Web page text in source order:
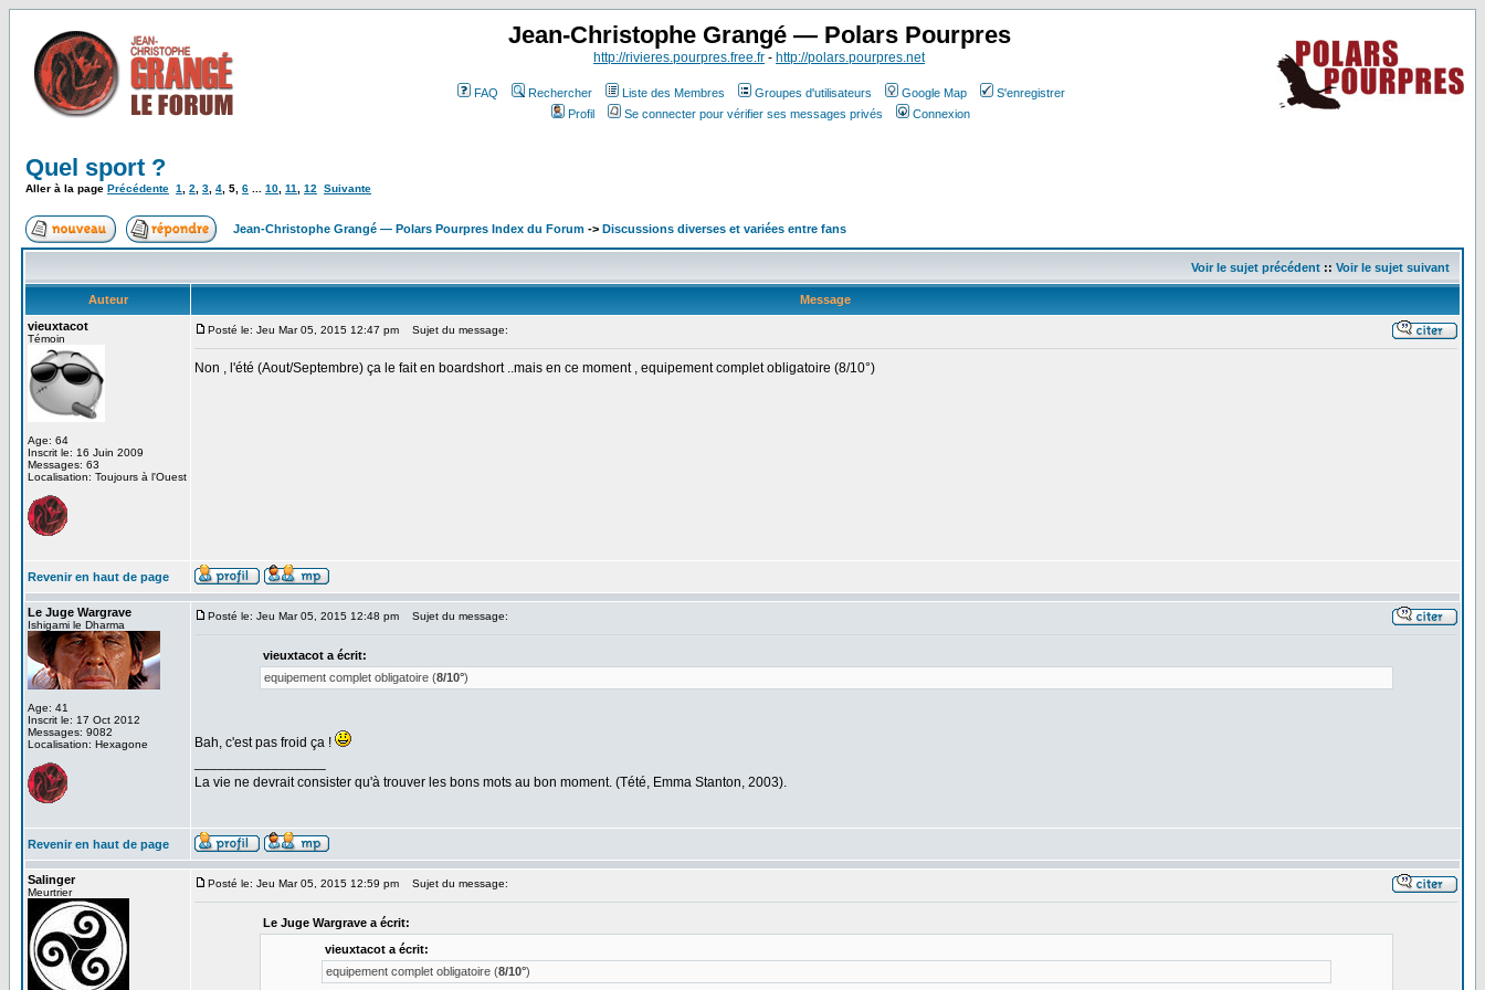
Jean-Christophe Grangé — Polars Pourpres
http://rivieres.pourpres.free.fr - http://polars.pourpres.net
FAQ Rechercher Liste des Membres Groupes d'utilisateurs Google Map
S'enregistrer
Profil
Se connecter pour vérifier ses messages privés Connexion
Quel sport ?
Aller à la page Précédente 1 2 3 4 5 6 10 11 12 Suivante
Jean-Christophe Grangé — Polars Pourpres Index du Forum -> Discussions diverses et variées entre fans
Voir le sujet précédent :: Voir le sujet suivant
Auteur
Message
vieuxtacot
Témoin
Age: 64
Inscrit le: 16 Juin 2009
Messages: 63
Localisation: Toujours à l'Ouest
Posté le: Jeu Mar 05, 2015 12:47 pm Sujet du message:
Non , l'été (Aout/Septembre) ça le fait en boardshort ..mais en ce moment , equipement complet obligatoire (8/10°)
Revenir en haut de page
Le Juge Wargrave
Ishigami le Dharma
Age: 41
Inscrit le: 17 Oct 2012
Messages: 9082
Localisation: Hexagone
Posté le: Jeu Mar 05, 2015 12:48 pm Sujet du message:
vieuxtacot a écrit:
equipement complet obligatoire (8/10°)
Bah, c'est pas froid ça !
La vie ne devrait consister qu'à trouver les bons mots au bon moment. (Tété, Emma Stanton, 2003).
Revenir en haut de page
Salinger
Meurtrier
Posté le: Jeu Mar 05, 2015 12:59 pm Sujet du message:
Le Juge Wargrave a écrit:
vieuxtacot a écrit:
equipement complet obligatoire (8/10°)